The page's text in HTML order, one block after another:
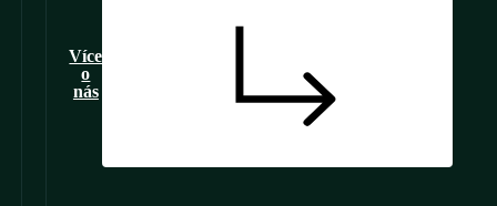
Více
o
nás